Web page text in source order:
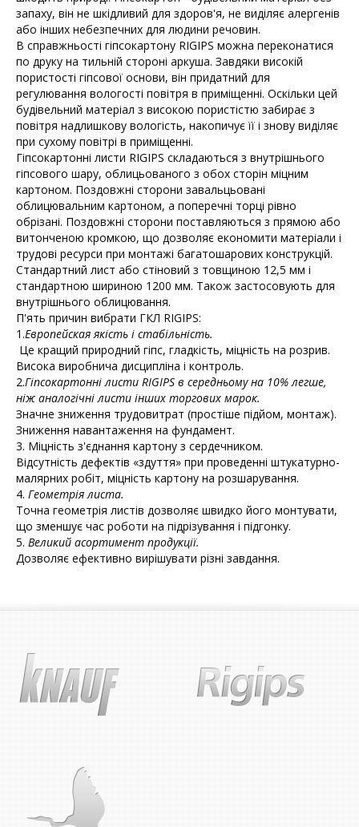
запаху, він не шкідливий для здоров'я, не виділяє алергенів
або інших небезпечних для людини речовин.
В справжньості гіпсокартону RIGIPS можна переконатися
по друку на тильній стороні аркуша. Завдяки високій
пористості гіпсової основи, він придатний для
регулювання вологості повітря в приміщенні. Оскільки цей
будівельний матеріал з високою пористістю забирає з
повітря надлишкову вологість, накопичує її і знову виділяє
при сухому повітрі в приміщенні.
Гіпсокартонні листи RIGIPS складаються з внутрішнього
гіпсового шару, облицьованого з обох сторін міцним
картоном. Поздовжні сторони завальцьовані
облицювальним картоном, а поперечні торці рівно
обрізані. Поздовжні сторони поставляються з прямою або
витонченою кромкою, що дозволяє економити матеріали і
трудові ресурси при монтажі багатошарових конструкцій.
Стандартний лист або стіновий з товщиною 12,5 мм і
стандартною шириною 1200 мм. Також застосовують для
внутрішнього облицювання.
П'ять причин вибрати ГКЛ RIGIPS:
1.Европейская якість і стабільність.
Це кращий природний гіпс, гладкість, міцність на розрив.
Висока виробнича дисципліна і контроль.
2.Гіпсокартонні листи RIGIPS в середньому на 10% легше,
ніж аналогічні листи інших торгових марок.
Значне зниження трудовитрат (простіше підйом, монтаж).
Зниження навантаження на фундамент.
3. Міцність з'єднання картону з сердечником.
Відсутність дефектів «здуття» при проведенні штукатурно-
малярних робіт, міцність картону на розшарування.
4. Геометрія листа.
Точна геометрія листів дозволяє швидко його монтувати,
що зменшує час роботи на підрізування і підгонку.
5. Великий асортимент продукції.
Дозволяє ефективно вирішувати різні завдання.